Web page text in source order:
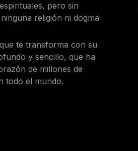
pero sin
religión ni dogma
te transforma con su
y sencillo, que ha
de millones de
todo el mundo.